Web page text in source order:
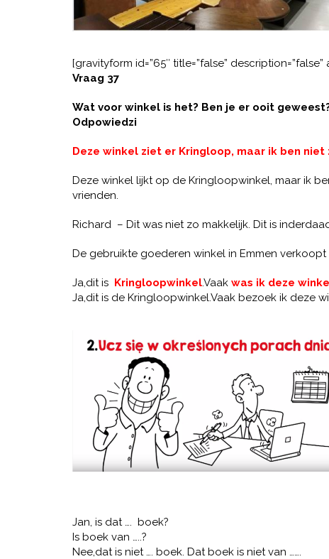
[gravityform id=”65″ title=”false” description=”false”
Vraag 37
Wat voor winkel is het? Ben je er ooit
Odpowiedzi
Deze winkel ziet er Kringloop, maar ik ben niet
Deze winkel lijkt op de Kringloopwinkel, maar ik
vrienden.
Richard – Dit was niet zo makkelijk. Dit is
De gebruikte goederen winkel in Emmen
Ja,dit is Kringloopwinkel.Vaak was ik deze
Ja,dit is de Kringloopwinkel.Vaak bezoek ik deze
Jan, is dat …. boek?
Is boek van …..?
Nee,dat is niet …. boek. Dat boek is niet van …….